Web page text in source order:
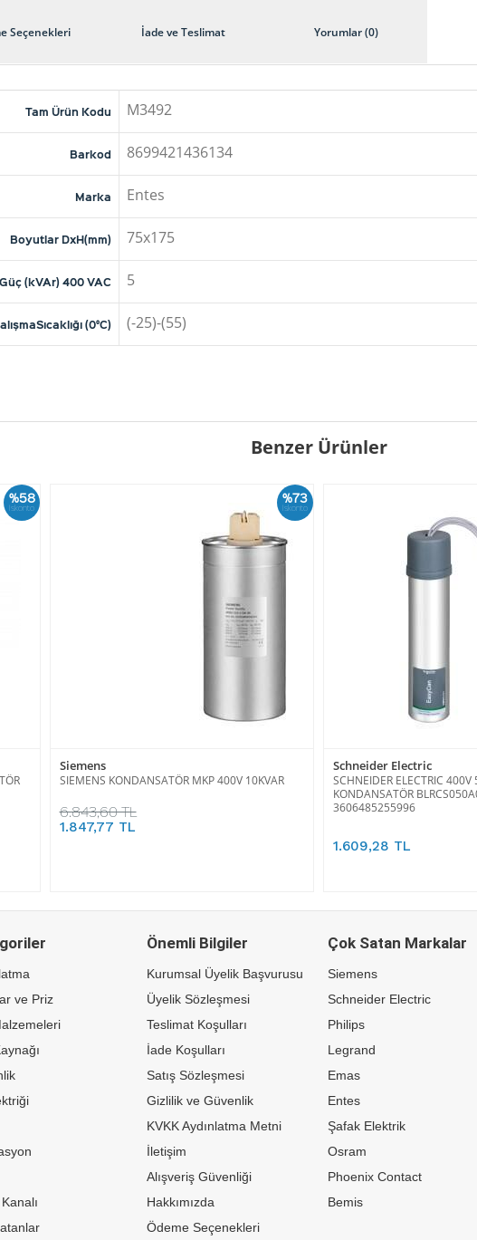
Seçenekleri İade ve Teslimat Yorumlar (0)
Tam Ürün Kodu M3492
Barkod 8699421436134
Marka Entes
Boyutlar DxH(mm) 75x175
Güç (kVAr) 400 VAC 5
(0°C) (-25)-(55)
Benzer Ürünler
%58
İskonto
%73
İskonto
Siemens
SIEMENS KONDANSATÖR MKP 400V 10KVAR
6.843,60 TL
1.847,77 TL
Schneider Electric
SCHNEIDER ELECTRIC 400V
KONDANSATÖR
3606485255996
1.609,28 TL
ve Priz
Önemli Bilgiler
Kurumsal Üyelik Başvurusu
Üyelik Sözleşmesi
Teslimat Koşulları
İade Koşulları
Satış Sözleşmesi
Gizlilik ve Güvenlik
KVKK Aydınlatma Metni
İletişim
Alışveriş Güvenliği
Hakkımızda
Ödeme Seçenekleri
Çok Satan Markalar
Siemens
Schneider Electric
Philips
Legrand
Emas
Entes
Şafak Elektrik
Osram
Phoenix Contact
Bemis